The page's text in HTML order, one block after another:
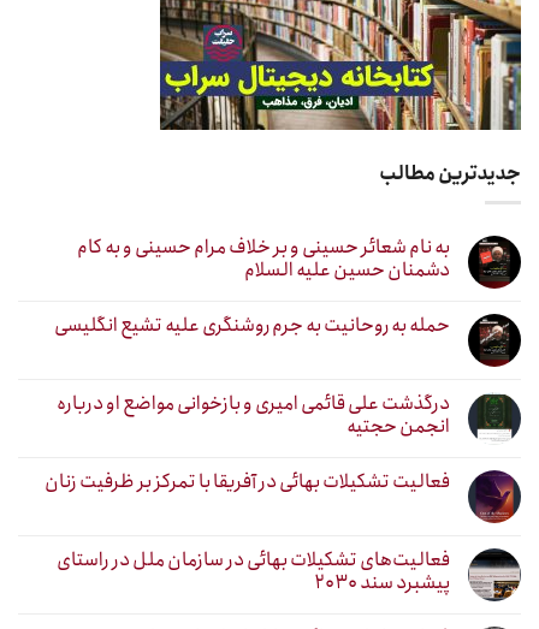
جدیدترین مطالب
به نام شعائر حسینی و بر خلاف مرام حسینی و به کام
دشمنان حسین علیه السلام
حمله به روحانیت به جرم روشنگری علیه تشیع انگلیسی
درگذشت علی قائمی امیری و بازخوانی مواضع او درباره
انجمن حجتیه
فعالیت تشکیلات بهائی در آفریقا با تمرکز بر ظرفیت زنان
فعالیت‌های تشکیلات بهائی در سازمان ملل در راستای
پیشبرد سند ۲۰۳۰